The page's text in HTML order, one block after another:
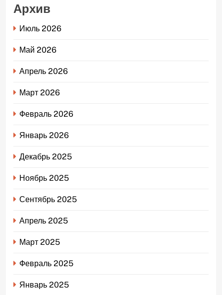
Архив
Июль 2026
Май 2026
Апрель 2026
Март 2026
Февраль 2026
Январь 2026
Декабрь 2025
Ноябрь 2025
Сентябрь 2025
Апрель 2025
Март 2025
Февраль 2025
Январь 2025